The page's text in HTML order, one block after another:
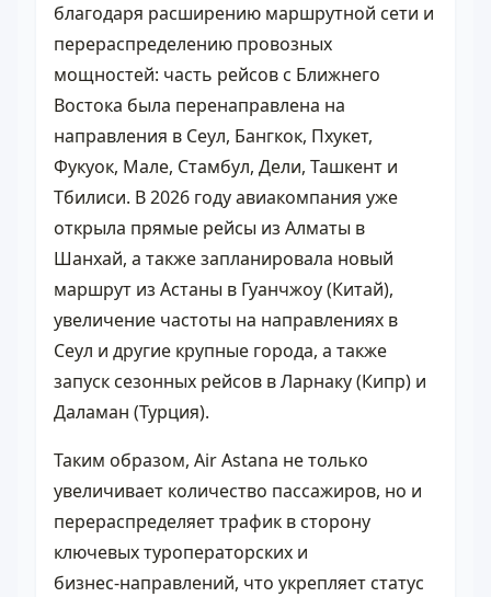
благодаря расширению маршрутной сети и
перераспределению провозных
мощностей: часть рейсов с Ближнего
Востока была перенаправлена на
направления в Сеул, Бангкок, Пхукет,
Фукуок, Мале, Стамбул, Дели, Ташкент и
Тбилиси. В 2026 году авиакомпания уже
открыла прямые рейсы из Алматы в
Шанхай, а также запланировала новый
маршрут из Астаны в Гуанчжоу (Китай),
увеличение частоты на направлениях в
Сеул и другие крупные города, а также
запуск сезонных рейсов в Ларнаку (Кипр) и
Даламан (Турция).
Таким образом, Air Astana не только
увеличивает количество пассажиров, но и
перераспределяет трафик в сторону
ключевых туроператорских и
бизнес‑направлений, что укрепляет статус